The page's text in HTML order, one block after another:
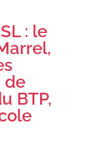
: le
de
BTP,